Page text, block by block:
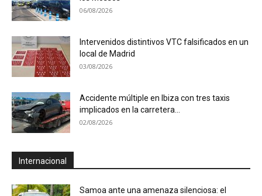
06/08/2026
Intervenidos distintivos VTC falsificados en un
local de Madrid
03/08/2026
Accidente múltiple en Ibiza con tres taxis
implicados en la carretera...
02/08/2026
Internacional
Samoa ante una amenaza silenciosa: el